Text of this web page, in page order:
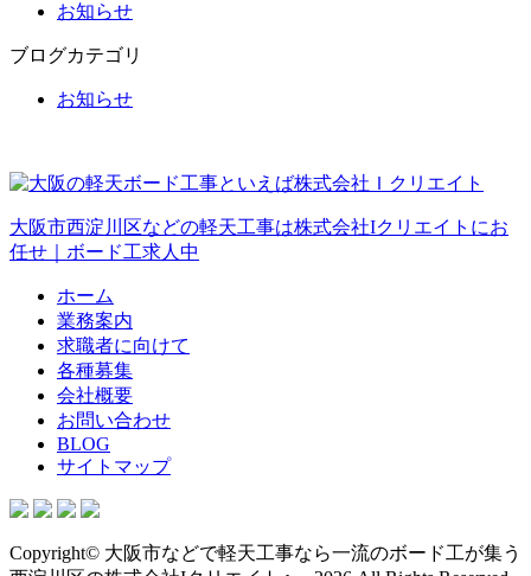
お知らせ
ブログカテゴリ
お知らせ
大阪市西淀川区などの軽天工事は株式会社Iクリエイトにお
任せ｜ボード工求人中
ホーム
業務案内
求職者に向けて
各種募集
会社概要
お問い合わせ
BLOG
サイトマップ
Copyright© 大阪市などで軽天工事なら一流のボード工が集う